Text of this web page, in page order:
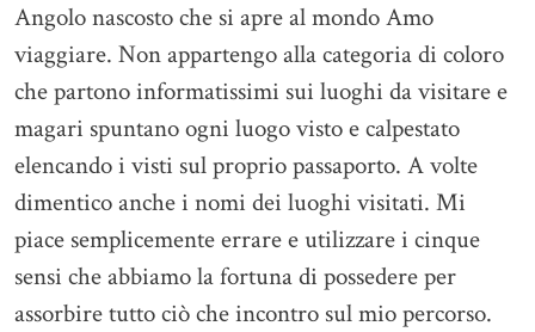
Angolo nascosto che si apre al mondo Amo
viaggiare. Non appartengo alla categoria di coloro
che partono informatissimi sui luoghi da visitare e
magari spuntano ogni luogo visto e calpestato
elencando i visti sul proprio passaporto. A volte
dimentico anche i nomi dei luoghi visitati. Mi
piace semplicemente errare e utilizzare i cinque
sensi che abbiamo la fortuna di possedere per
assorbire tutto ciò che incontro sul mio percorso.